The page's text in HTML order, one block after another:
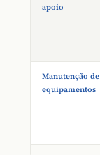
apoio
Manutenção de
equipamentos